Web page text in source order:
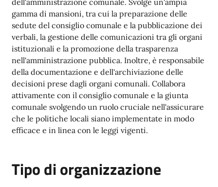
dell'amministrazione comunale. Svolge un'ampia
gamma di mansioni, tra cui la preparazione delle
sedute del consiglio comunale e la pubblicazione dei
verbali, la gestione delle comunicazioni tra gli organi
istituzionali e la promozione della trasparenza
nell'amministrazione pubblica. Inoltre, è responsabile
della documentazione e dell'archiviazione delle
decisioni prese dagli organi comunali. Collabora
attivamente con il consiglio comunale e la giunta
comunale svolgendo un ruolo cruciale nell'assicurare
che le politiche locali siano implementate in modo
efficace e in linea con le leggi vigenti.
Tipo di organizzazione